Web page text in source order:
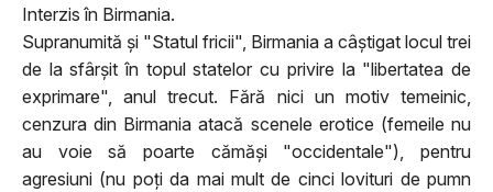
Interzis în Birmania.
Supranumită şi "Statul fricii", Birmania a câştigat locul trei
de la sfârşit în topul statelor cu privire la "libertatea de
exprimare", anul trecut. Fără nici un motiv temeinic,
cenzura din Birmania atacă scenele erotice (femeile nu
au voie să poarte cămăşi "occidentale"), pentru
agresiuni (nu poţi da mai mult de cinci lovituri de pumn